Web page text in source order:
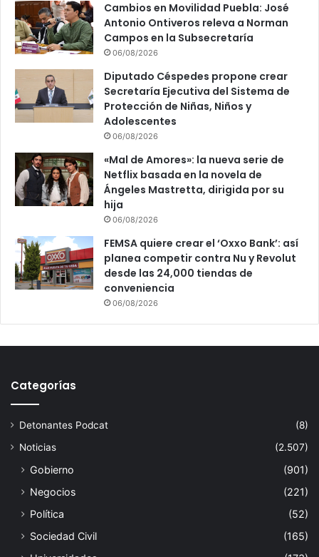
Cambios en Movilidad Puebla: José
Antonio Ontiveros releva a Norman
Campos en la Subsecretaría
06/08/2026
Diputado Céspedes propone crear
Secretaría Ejecutiva del Sistema de
Protección de Niñas, Niños y
Adolescentes
06/08/2026
«Mal de Amores»: la nueva serie de
Netflix basada en la novela de
Ángeles Mastretta, dirigida por su
hija
06/08/2026
FEMSA quiere crear el ‘Oxxo Bank’: así
planea competir contra Nu y Revolut
desde las 24,000 tiendas de
conveniencia
06/08/2026
Categorías
Detonantes Podcat
(8)
Noticias
(2.507)
Gobierno
(901)
Negocios
(221)
Política
(52)
Sociedad Civil
(165)